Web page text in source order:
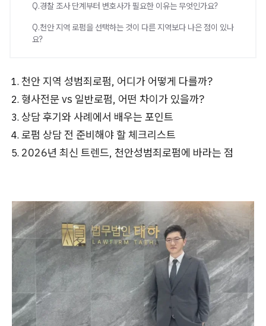
Q.경찰 조사 단계부터 변호사가 필요한 이유는 무엇인가요?
Q.천안 지역 로펌을 선택하는 것이 다른 지역보다 나은 점이 있나
요?
천안 지역 성범죄로펌, 어디가 어떻게 다를까?
형사전문 vs 일반로펌, 어떤 차이가 있을까?
상담 후기와 사례에서 배우는 포인트
로펌 상담 전 준비해야 할 체크리스트
2026년 최신 트렌드, 천안성범죄로펌에 바라는 점